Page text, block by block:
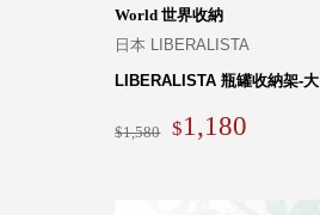
World 世界收納
日本 LIBERALISTA
LIBERALISTA 瓶罐收納架-大
1,580 1,180